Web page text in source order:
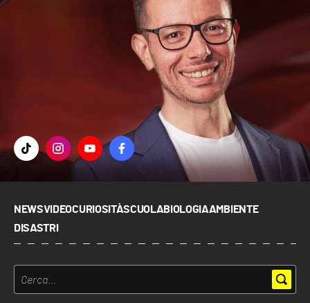
NEWSVIDEOCURIOSITÀSCUOLABIOLOGIAAMBIENTE
DISASTRI